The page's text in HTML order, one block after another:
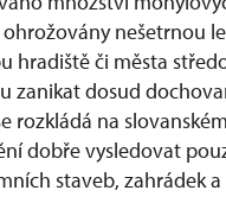
nešetrnou
hradiště či města
zanikat dosud
rozkládá na
dobře vysledovat
staveb, zahrádek